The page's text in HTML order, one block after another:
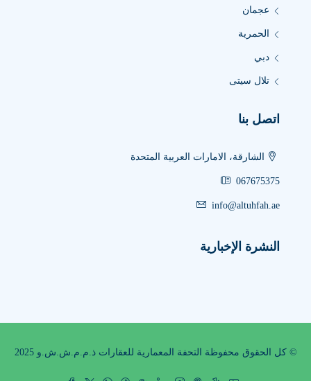
عجمان
الحمرية
دبي
تلال سيتى
اتصل بنا
الشارقة، الامارات العربية المتحدة
067675375
info@altuhfah.ae
النشرة الإخبارية
© كل الحقوق محفوظة التحفة المعمارية للعقارات ذ.م.م.ش.ش.و 2025